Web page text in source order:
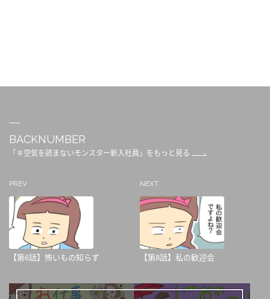
BACKNUMBER
「＃空気を読まないモンスター新入社員」をもっと見る
PREV
【第6話】怖いもの知らず
NEXT
【第8話】私の歓迎会